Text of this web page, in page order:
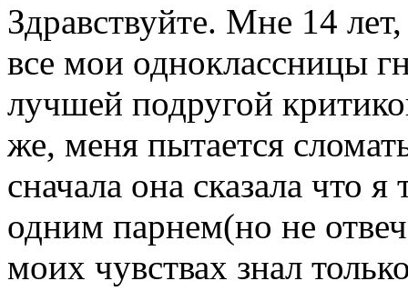
Здравствуйте. Мне 14
все мои одноклассницы
лучшей подругой
же, меня пытается
сначала она сказала что
одним парнем(но не
моих чувствах знал